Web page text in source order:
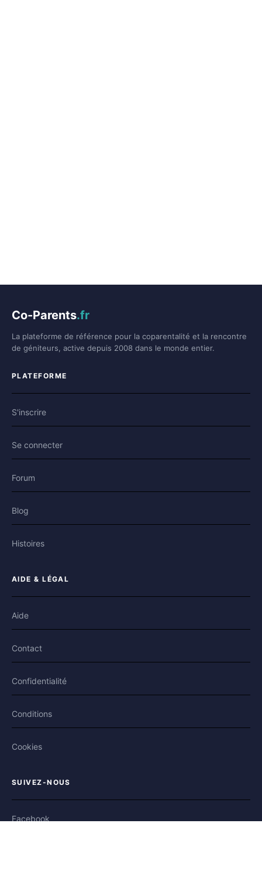
Co-Parents.fr
La plateforme de référence pour la coparentalité et la rencontre
de géniteurs, active depuis 2008 dans le monde entier.
PLATEFORME
S'inscrire
Se connecter
Forum
Blog
Histoires
AIDE & LÉGAL
Aide
Contact
Confidentialité
Conditions
Cookies
SUIVEZ-NOUS
Facebook